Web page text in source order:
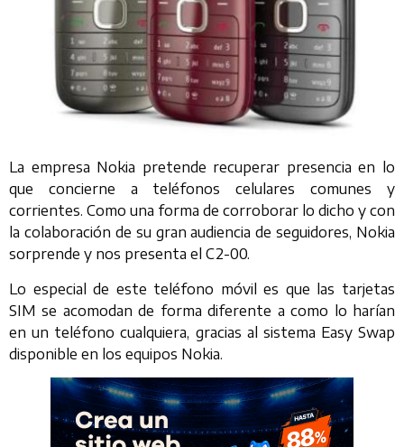
La empresa Nokia pretende recuperar presencia en lo
que concierne a teléfonos celulares comunes y
corrientes. Como una forma de corroborar lo dicho y con
la colaboración de su gran audiencia de seguidores, Nokia
sorprende y nos presenta el C2-00.
Lo especial de este teléfono móvil es que las tarjetas
SIM se acomodan de forma diferente a como lo harían
en un teléfono cualquiera, gracias al sistema Easy Swap
disponible en los equipos Nokia.